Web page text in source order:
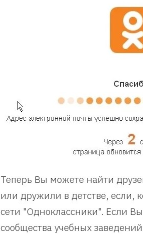
Теперь Вы можете найти
или дружили в детстве, если,
сети "Одноклассники". Если
сообщества учебных